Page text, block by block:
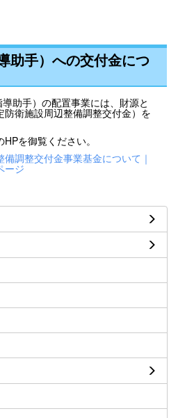
助手）への交付金につ
助手）の配置事業には、財源と
防衛施設周辺整備調整交付金）を
を御覧ください。
調整交付金事業基金について｜
ージ